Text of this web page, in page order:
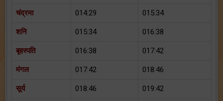
चंद्रमा 014:29 015:34
शनि 015:34 016:38
बृहस्पति 016:38 017:42
मंगल 017:42 018:46
सूर्य 018:46 019:42